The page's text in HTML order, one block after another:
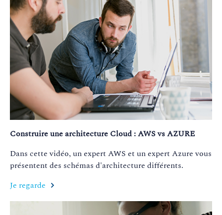
Construire une architecture Cloud : AWS vs AZURE
Dans cette vidéo, un expert AWS et un expert Azure vous
présentent des schémas d'architecture différents.
Je regarde